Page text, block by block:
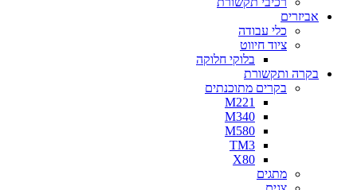
אביזרים
כלי עבודה
ציוד חיווט
בלוקי חלוקה
בקרה ותקשורת
בקרים מתוכנתים
M221
M340
M580
TM3
X80
מתגים